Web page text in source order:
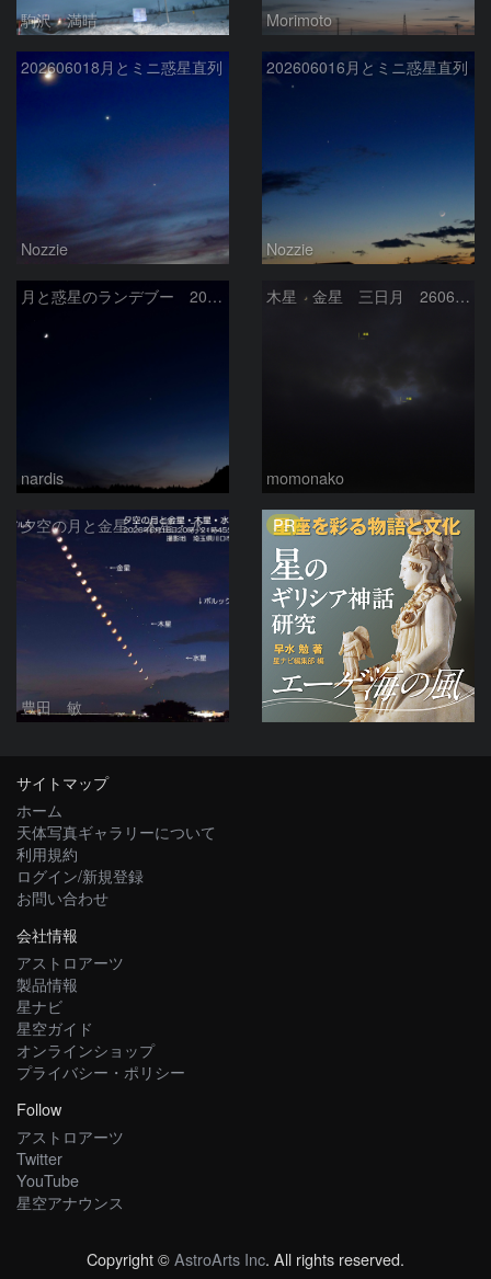
駒沢 満晴 Morimoto
202606018月とミニ惑星直列
Nozzie
202606016月とミニ惑星直列
Nozzie
月と惑星のランデブー 2026/06/19
nardis
木星 金星 三日月 260618
momonako
夕空の月と金星・木星・水星の接近 2026/6/18
豊田 敏
PR
サイトマップ
ホーム
天体写真ギャラリーについて
利用規約
ログイン/新規登録
お問い合わせ
会社情報
アストロアーツ
製品情報
星ナビ
星空ガイド
オンラインショップ
プライバシー・ポリシー
Follow
アストロアーツ
Twitter
YouTube
星空アナウンス
Copyright ©AstroArts Inc. All rights reserved.